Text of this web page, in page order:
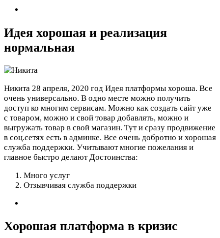
Идея хорошая и реализация
нормальная
Никита 28 апреля, 2020 год Идея платформы хороша. Все
очень универсально. В одно месте можно получить
доступ ко многим сервисам. Можно как создать сайт уже
с товаром, можно и свой товар добавлять, можно и
выгружать товар в свой магазин. Тут и сразу продвижение
в соц.сетях есть в админке. Все очень добротно и хорошая
служба поддержки. Учитывают многие пожелания и
главное быстро делают Достоинства:
Много услуг
Отзывчивая служба поддержки
Хорошая платформа в кризис